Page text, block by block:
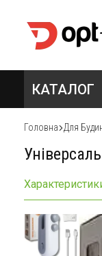
КАТАЛОГ
Головна Для